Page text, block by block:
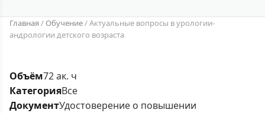
Главная / Обучение/Актуальные вопросы в урологии-
андрологии детского возраста
Объём72 ак. ч
КатегорияВсе
ДокументУдостоверение о повышении